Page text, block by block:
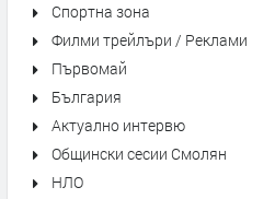
Спортна зона
Филми трейлъри / Реклами
Първомай
България
Актуално интервю
Общински сесии Смолян
НЛО